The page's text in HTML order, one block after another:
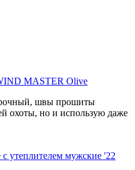
MASTER Olive
швы прошиты
охоты, но и использую даже
утеплителем мужские '22